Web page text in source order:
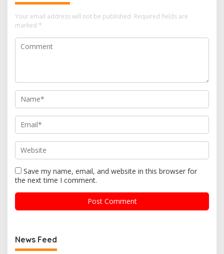
Your email address will not be published. Required fields are
marked *
Save my name, email, and website in this browser for
the next time I comment.
News Feed